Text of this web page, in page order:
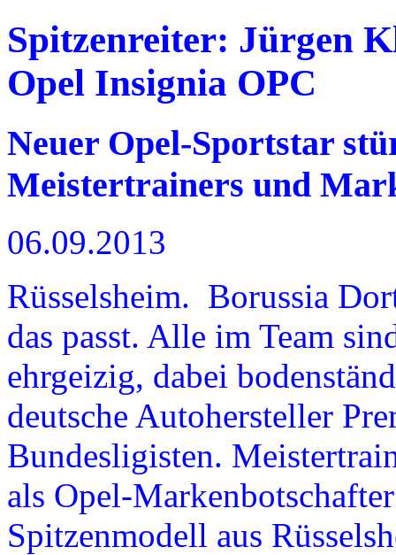
Spitzenreiter: Jürgen
Opel Insignia OPC
Neuer Opel-Sportstar
Meistertrainers und
06.09.2013
Rüsselsheim. Borussia
das passt. Alle im Team
ehrgeizig, dabei
deutsche Autohersteller
Bundesligisten.
als Opel-
Spitzenmodell aus